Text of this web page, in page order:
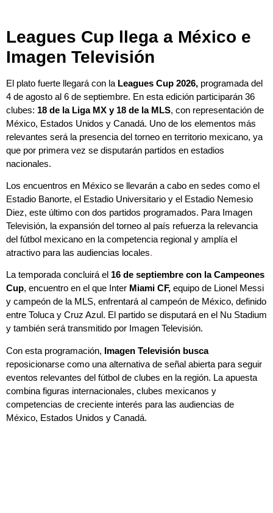
Leagues Cup llega a México e
Imagen Televisión
El plato fuerte llegará con la Leagues Cup 2026, programada del
4 de agosto al 6 de septiembre. En esta edición participarán 36
clubes: 18 de la Liga MX y 18 de la MLS, con representación de
México, Estados Unidos y Canadá. Uno de los elementos más
relevantes será la presencia del torneo en territorio mexicano, ya
que por primera vez se disputarán partidos en estadios
nacionales.
Los encuentros en México se llevarán a cabo en sedes como el
Estadio Banorte, el Estadio Universitario y el Estadio Nemesio
Diez, este último con dos partidos programados. Para Imagen
Televisión, la expansión del torneo al país refuerza la relevancia
del fútbol mexicano en la competencia regional y amplía el
atractivo para las audiencias locales.
La temporada concluirá el 16 de septiembre con la Campeones
Cup, encuentro en el que Inter Miami CF, equipo de Lionel Messi
y campeón de la MLS, enfrentará al campeón de México, definido
entre Toluca y Cruz Azul. El partido se disputará en el Nu Stadium
y también será transmitido por Imagen Televisión.
Con esta programación, Imagen Televisión busca
reposicionarse como una alternativa de señal abierta para seguir
eventos relevantes del fútbol de clubes en la región. La apuesta
combina figuras internacionales, clubes mexicanos y
competencias de creciente interés para las audiencias de
México, Estados Unidos y Canadá.